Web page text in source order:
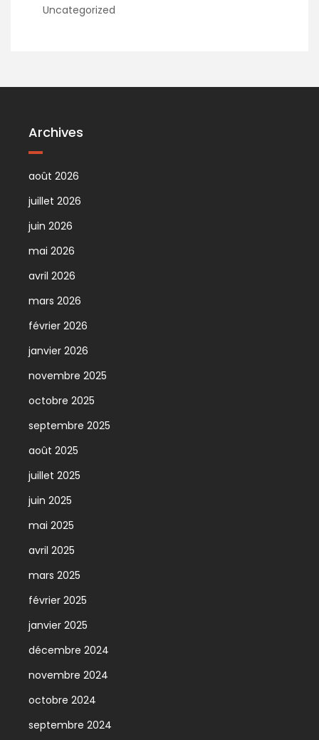
Uncategorized
Archives
août 2026
juillet 2026
juin 2026
mai 2026
avril 2026
mars 2026
février 2026
janvier 2026
novembre 2025
octobre 2025
septembre 2025
août 2025
juillet 2025
juin 2025
mai 2025
avril 2025
mars 2025
février 2025
janvier 2025
décembre 2024
novembre 2024
octobre 2024
septembre 2024